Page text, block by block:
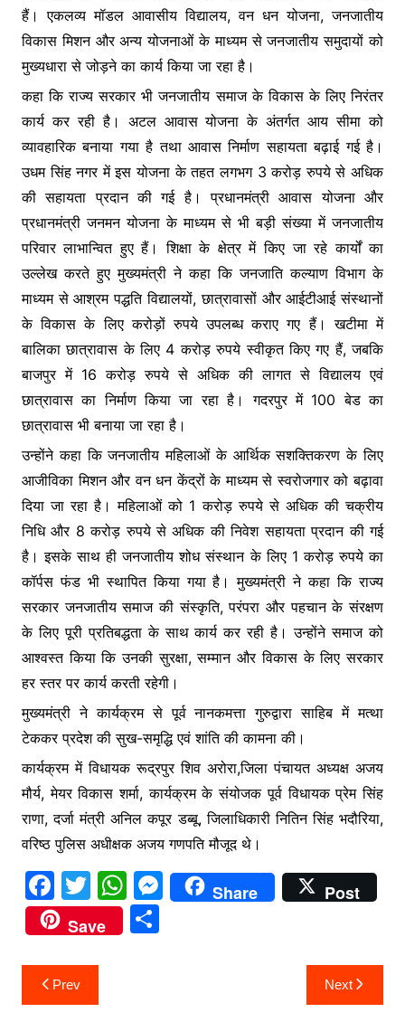
हैं। एकलव्य मॉडल आवासीय विद्यालय, वन धन योजना, जनजातीय
विकास मिशन और अन्य योजनाओं के माध्यम से जनजातीय समुदायों को
मुख्यधारा से जोड़ने का कार्य किया जा रहा है।
कहा कि राज्य सरकार भी जनजातीय समाज के विकास के लिए निरंतर
कार्य कर रही है। अटल आवास योजना के अंतर्गत आय सीमा को
व्यावहारिक बनाया गया है तथा आवास निर्माण सहायता बढ़ाई गई है।
उधम सिंह नगर में इस योजना के तहत लगभग 3 करोड़ रुपये से अधिक
की सहायता प्रदान की गई है। प्रधानमंत्री आवास योजना और
प्रधानमंत्री जनमन योजना के माध्यम से भी बड़ी संख्या में जनजातीय
परिवार लाभान्वित हुए हैं। शिक्षा के क्षेत्र में किए जा रहे कार्यों का
उल्लेख करते हुए मुख्यमंत्री ने कहा कि जनजाति कल्याण विभाग के
माध्यम से आश्रम पद्धति विद्यालयों, छात्रावासों और आईटीआई संस्थानों
के विकास के लिए करोड़ों रुपये उपलब्ध कराए गए हैं। खटीमा में
बालिका छात्रावास के लिए 4 करोड़ रुपये स्वीकृत किए गए हैं, जबकि
बाजपुर में 16 करोड़ रुपये से अधिक की लागत से विद्यालय एवं
छात्रावास का निर्माण किया जा रहा है। गदरपुर में 100 बेड का
छात्रावास भी बनाया जा रहा है।
उन्होंने कहा कि जनजातीय महिलाओं के आर्थिक सशक्तिकरण के लिए
आजीविका मिशन और वन धन केंद्रों के माध्यम से स्वरोजगार को बढ़ावा
दिया जा रहा है। महिलाओं को 1 करोड़ रुपये से अधिक की चक्रीय
निधि और 8 करोड़ रुपये से अधिक की निवेश सहायता प्रदान की गई
है। इसके साथ ही जनजातीय शोध संस्थान के लिए 1 करोड़ रुपये का
कॉर्पस फंड भी स्थापित किया गया है। मुख्यमंत्री ने कहा कि राज्य
सरकार जनजातीय समाज की संस्कृति, परंपरा और पहचान के संरक्षण
के लिए पूरी प्रतिबद्धता के साथ कार्य कर रही है। उन्होंने समाज को
आश्वस्त किया कि उनकी सुरक्षा, सम्मान और विकास के लिए सरकार
हर स्तर पर कार्य करती रहेगी।
मुख्यमंत्री ने कार्यक्रम से पूर्व नानकमत्ता गुरुद्वारा साहिब में मत्था
टेककर प्रदेश की सुख-समृद्धि एवं शांति की कामना की।
कार्यक्रम में विधायक रूद्रपुर शिव अरोरा,जिला पंचायत अध्यक्ष अजय
मौर्य, मेयर विकास शर्मा, कार्यक्रम के संयोजक पूर्व विधायक प्रेम सिंह
राणा, दर्जा मंत्री अनिल कपूर डब्बू, जिलाधिकारी नितिन सिंह भदौरिया,
वरिष्ठ पुलिस अधीक्षक अजय गणपति मौजूद थे।
F
a
c
e
b
T
w
itt
er
W
h
at
M
e
Share
Post
Save
S
Post
navigation
Prev Next